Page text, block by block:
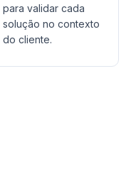
para validar cada
solução no contexto
do cliente.